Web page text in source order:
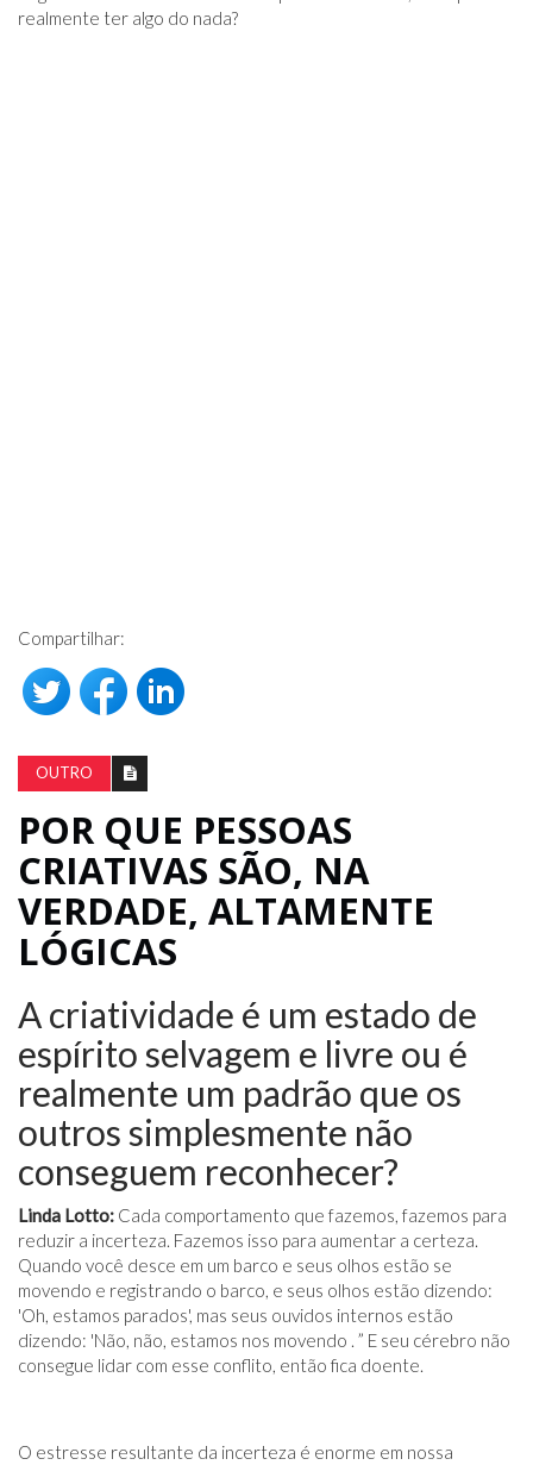
realmente ter algo do nada?
Compartilhar:
OUTRO
POR QUE PESSOAS
CRIATIVAS SÃO, NA
VERDADE, ALTAMENTE
LÓGICAS
A criatividade é um estado de
espírito selvagem e livre ou é
realmente um padrão que os
outros simplesmente não
conseguem reconhecer?
Linda Lotto: Cada comportamento que fazemos, fazemos para
reduzir a incerteza. Fazemos isso para aumentar a certeza.
Quando você desce em um barco e seus olhos estão se
movendo e registrando o barco, e seus olhos estão dizendo:
'Oh, estamos parados', mas seus ouvidos internos estão
dizendo: 'Não, não, estamos nos movendo . ” E seu cérebro não
consegue lidar com esse conflito, então fica doente.
O estresse resultante da incerteza é enorme em nossa